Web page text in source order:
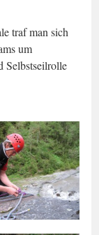
traf man sich
um
Selbstseilrolle